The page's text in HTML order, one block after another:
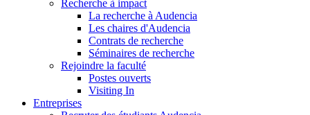
Recherche à impact
La recherche à Audencia
Les chaires d'Audencia
Contrats de recherche
Séminaires de recherche
Rejoindre la faculté
Postes ouverts
Visiting In
Entreprises